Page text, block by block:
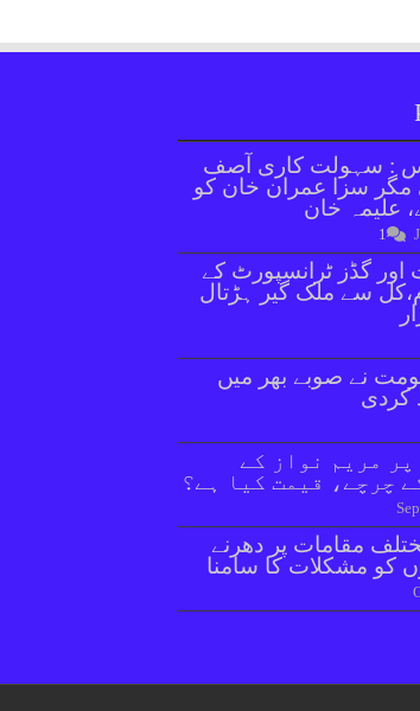
: سہولت کاری آصف
مگر سزا عمران خان کو
علیمہ خان
1
گڈز ٹرانسپورٹ کے
سے ملک گیر ہڑتال
نے صوبے بھر میں
مریم نواز کے
چرچے، قیمت کیا ہے؟
مقامات پر دھرنے
کو مشکلات کا سامنا